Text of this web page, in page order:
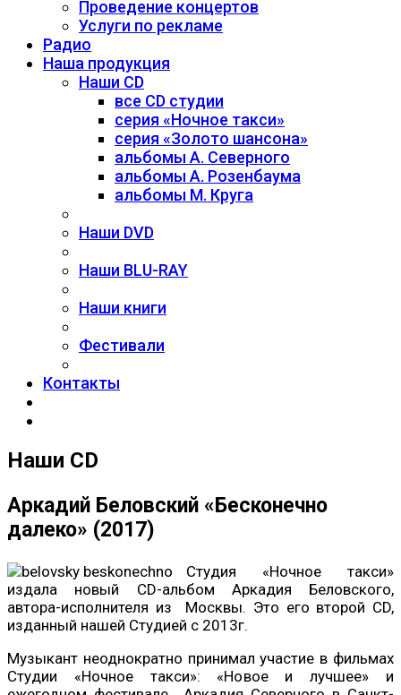
Проведение концертов
Услуги по рекламе
Радио
Наша продукция
Наши CD
все CD студии
серия «Ночное такси»
серия «Золото шансона»
альбомы А. Северного
альбомы А. Розенбаума
альбомы М. Круга
Наши DVD
Наши BLU-RAY
Наши книги
Фестивали
Контакты
Наши CD
Аркадий Беловский «Бесконечно
далеко» (2017)
Студия «Ночное такси»
издала новый CD-альбом Аркадия Беловского,
автора-исполнителя из Москвы. Это его второй CD,
изданный нашей Студией с 2013г.
Музыкант неоднократно принимал участие в фильмах
Студии «Ночное такси»: «Новое и лучшее» и